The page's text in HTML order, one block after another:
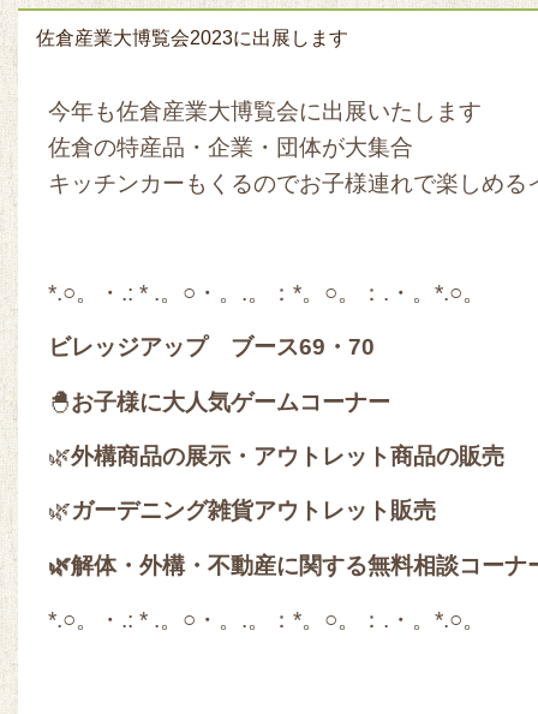
佐倉産業大博覧会2023に出展します
今年も佐倉産業大博覧会に出展いたします
佐倉の特産品・企業・団体が大集合
キッチンカーもくるのでお子様連れで楽しめ
*.○。・.: * .。○・。.。：*。○。：.・。*.○。
ビレッジアップ ブース69・70
🐣お子様に大人気ゲームコーナー
🌿外構商品の展示・ アウトレット商品の販売
🌿ガーデニング雑貨アウトレット販売
🌿解体・外構・不動産に関する無料相談コーナ
*.○。・.: * .。○・。.。：*。○。：.・。*.○。